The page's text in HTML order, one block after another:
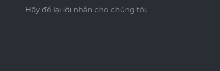
Hãy để lại lời nhắn cho chúng tôi.